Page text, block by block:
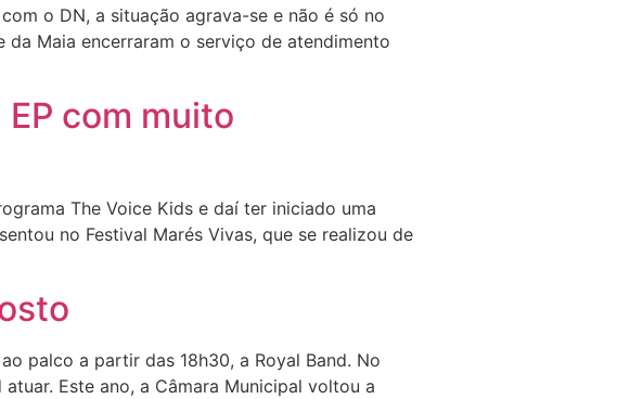
o DN, a situação agrava-se e não é só no
Maia encerraram o serviço de atendimento
EP com muito
The Voice Kids e daí ter iniciado uma
no Festival Marés Vivas, que se realizou de
palco a partir das 18h30, a Royal Band. No
Este ano, a Câmara Municipal voltou a